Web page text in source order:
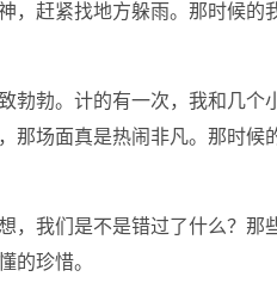
，赶紧找地方躲雨。那时候的
勃勃。计的有一次，我和几个
那场面真是热闹非凡。那时候
，我们是不是错过了什么？那
的珍惜。